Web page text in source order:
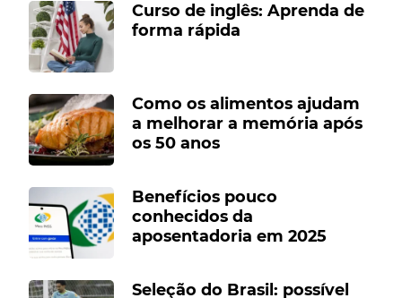
Curso de inglês: Aprenda de
forma rápida
Como os alimentos ajudam
a melhorar a memória após
os 50 anos
Benefícios pouco
conhecidos da
aposentadoria em 2025
Seleção do Brasil: possível